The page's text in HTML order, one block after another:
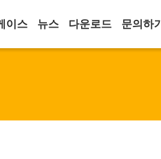
이스 뉴스 다운로드 문의하기